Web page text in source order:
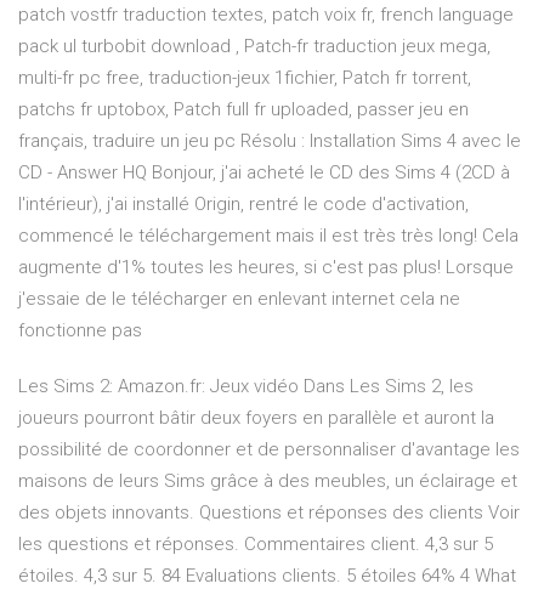
patch vostfr traduction textes, patch voix fr, french language
pack ul turbobit download , Patch-fr traduction jeux mega,
multi-fr pc free, traduction-jeux 1fichier, Patch fr torrent,
patchs fr uptobox, Patch full fr uploaded, passer jeu en
français, traduire un jeu pc Résolu : Installation Sims 4 avec le
CD - Answer HQ Bonjour, j'ai acheté le CD des Sims 4 (2CD à
l'intérieur), j'ai installé Origin, rentré le code d'activation,
commencé le téléchargement mais il est très très long! Cela
augmente d'1% toutes les heures, si c'est pas plus! Lorsque
j'essaie de le télécharger en enlevant internet cela ne
fonctionne pas
Les Sims 2: Amazon.fr: Jeux vidéo Dans Les Sims 2, les
joueurs pourront bâtir deux foyers en parallèle et auront la
possibilité de coordonner et de personnaliser d'avantage les
maisons de leurs Sims grâce à des meubles, un éclairage et
des objets innovants. Questions et réponses des clients Voir
les questions et réponses. Commentaires client. 4,3 sur 5
étoiles. 4,3 sur 5. 84 Evaluations clients. 5 étoiles 64% 4 What